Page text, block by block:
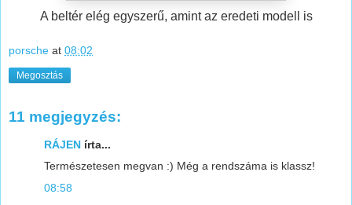
A beltér elég egyszerű, amint az eredeti modell is
porsche at 08:02
Megosztás
11 megjegyzés:
RÁJEN írta...
Természetesen megvan :) Még a rendszáma is klassz!
08:58